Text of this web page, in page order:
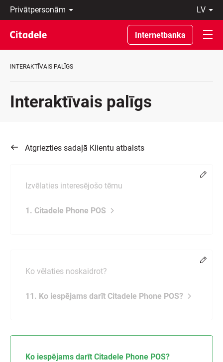
Privātpersonām
Uzņēmumiem
Private
Banking
Par
C
lv
Latviski
По-
русски
In
Internetbanka
INTERAKTĪVAIS PALĪGS
Interaktīvais palīgs
Atgriezties sadaļā Klientu atbalsts
Izvēlaties interesējošo tēmu
1. Citadele Phone POS
Ko vēlaties noskaidrot?
11. Ko iespējams darīt Citadele Phone POS?
Ko iespējams darīt Citadele Phone POS?